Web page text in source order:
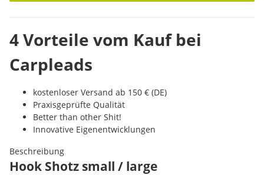
4 Vorteile vom Kauf bei
Carpleads
kostenloser Versand ab 150 € (DE)
Praxisgeprüfte Qualität
Better than other Shit!
Innovative Eigenentwicklungen
Beschreibung
Hook Shotz small / large